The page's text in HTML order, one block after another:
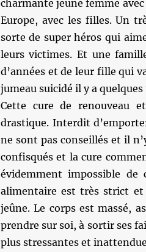
charmante jeune femme
Europe, avec les filles. Un
sorte de super héros qui
leurs victimes. Et une
d’années et de leur fille qui
jumeau suicidé il y a quelques
Cette cure de renouveau
drastique. Interdit
ne sont pas conseillés et il
confisqués et la cure
évidemment impossible
alimentaire est très strict et
jeûne. Le corps est massé,
prendre sur soi, à sortir ses
plus stressantes et